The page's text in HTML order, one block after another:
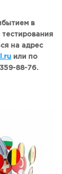
в
на адрес
.ru или по
88-76.